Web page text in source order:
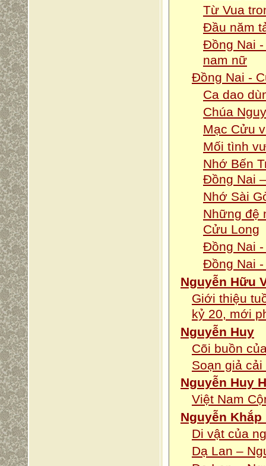
Từ Vua
Đầu năm
Đồng Nai
nam nữ
Đồng Nai -
Ca dao
Chúa
Mạc Cửu
Mối tình
Nhớ Bến
Đồng Nai
Nhớ Sài
Những đệ
Cửu Long
Đồng Nai
Đồng Nai
Nguyễn Hữu
Giới thiệu
kỷ 20, mới
Nguyễn Huy
Cõi buồn
Soạn giả
Nguyễn Huy
Việt Nam
Nguyễn Khắp
Di vật của
Dạ Lan –